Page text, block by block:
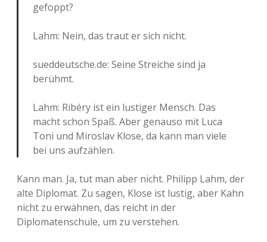
gefoppt?
Lahm: Nein, das traut er sich nicht.
sueddeutsche.de: Seine Streiche sind ja
berühmt.
Lahm: Ribéry ist ein lustiger Mensch. Das
macht schon Spaß. Aber genauso mit Luca
Toni und Miroslav Klose, da kann man viele
bei uns aufzählen.
Kann man. Ja, tut man aber nicht. Philipp Lahm, der
alte Diplomat. Zu sagen, Klose ist lustig, aber Kahn
nicht zu erwähnen, das reicht in der
Diplomatenschule, um zu verstehen.